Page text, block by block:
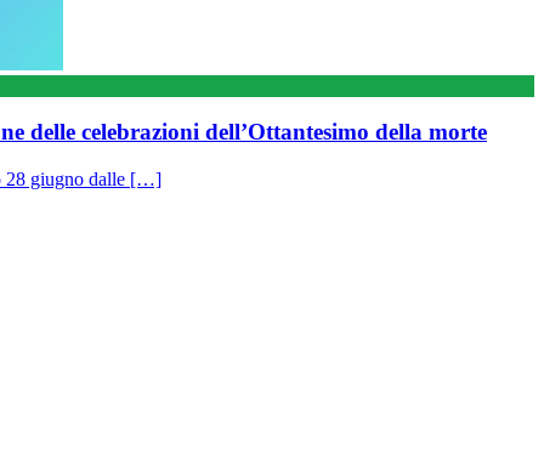
delle celebrazioni dell’Ottantesimo della morte
28 giugno dalle […]